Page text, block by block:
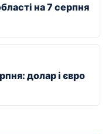
на 7 серпня
долар і євро